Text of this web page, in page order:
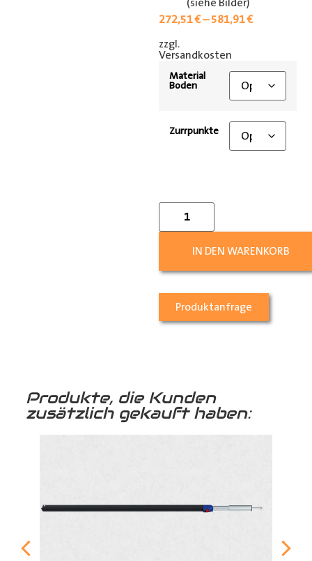
(siehe Bilder)
272,51€–581,91€
zzgl.
Versandkosten
Material
Boden
Zurrpunkte
IN DEN WARENKORB
Produktanfrage
Produkte, die Kunden
zusätzlich gekauft haben: